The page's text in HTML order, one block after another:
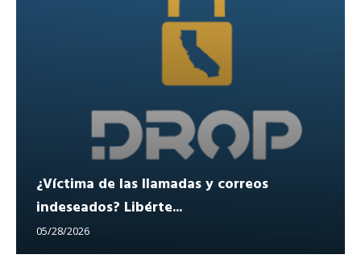
¿Víctima de las llamadas y correos
indeseados? Libérte...
05/28/2026